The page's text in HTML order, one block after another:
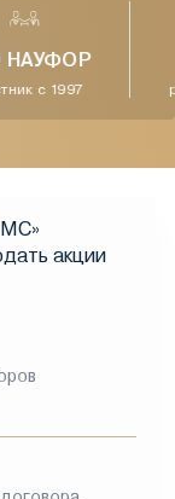
НАУФОР
с 1997
акции